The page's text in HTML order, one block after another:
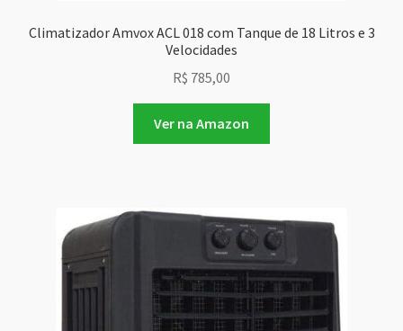
Climatizador Amvox ACL 018 com Tanque de 18 Litros e 3
Velocidades
R$ 785,00
Ver na Amazon